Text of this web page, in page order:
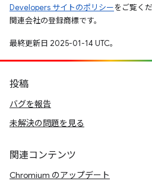
Developers サイトのポリシーをご覧く
関連会社の登録商標です。
最終更新日 2025-01-14 UTC。
投稿
バグを報告
未解決の問題を見る
関連コンテンツ
Chromium のアップデート